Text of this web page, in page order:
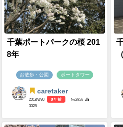
千葉ポートパークの桜 201
8年
お散歩・公園 ポートタワー
caretaker
2018/3/30 8 年前
- №2956
3028